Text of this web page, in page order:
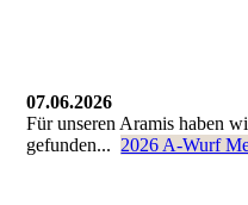
07.06.2026
Für unseren Aramis haben
gefunden... 2026 A-Wurf